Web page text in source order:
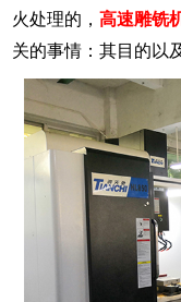
火处理的，高速雕铣
关的事情：其目的以